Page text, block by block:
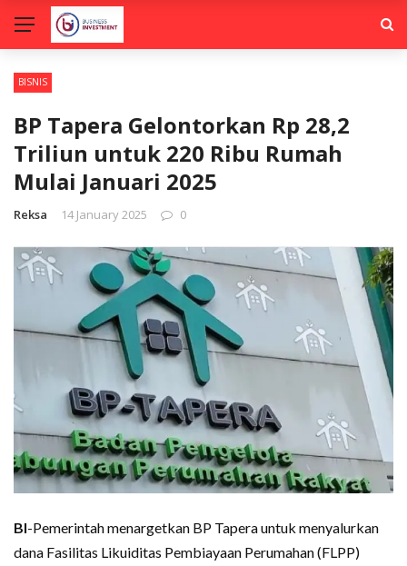
BISNIS
BP Tapera Gelontorkan Rp 28,2
Triliun untuk 220 Ribu Rumah
Mulai Januari 2025
Reksa 14 January 2025 0
BI-Pemerintah menargetkan BP Tapera untuk menyalurkan
dana Fasilitas Likuiditas Pembiayaan Perumahan (FLPP)